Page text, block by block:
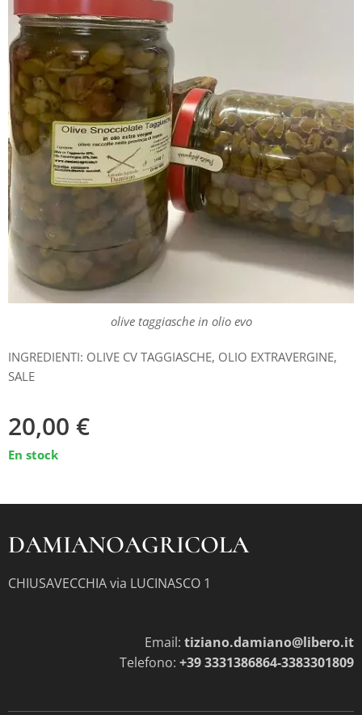
olive taggiasche in olio evo
INGREDIENTI: OLIVE CV TAGGIASCHE, OLIO EXTRAVERGINE,
SALE
20,00 €
En stock
DAMIANOAGRICOLA
CHIUSAVECCHIA via LUCINASCO 1
Email: tiziano.damiano@libero.it
Telefono: +39 3331386864-3383301809